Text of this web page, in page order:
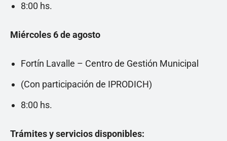
8:00 hs.
Miércoles 6 de agosto
Fortín Lavalle – Centro de Gestión Municipal
(Con participación de IPRODICH)
8:00 hs.
Trámites y servicios disponibles: